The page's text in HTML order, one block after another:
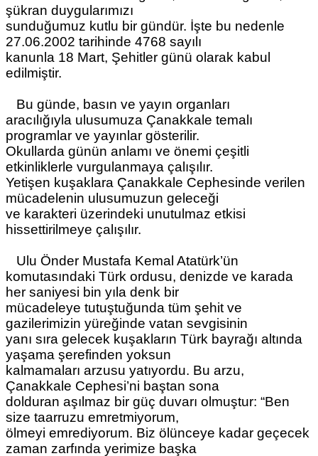
şükran duygularımızı
sunduğumuz kutlu bir gündür. İşte bu nedenle
27.06.2002 tarihinde 4768 sayılı
kanunla 18 Mart, Şehitler günü olarak kabul
edilmiştir.
Bu günde, basın ve yayın organları
aracılığıyla ulusumuza Çanakkale temalı
programlar ve yayınlar gösterilir.
Okullarda günün anlamı ve önemi çeşitli
etkinliklerle vurgulanmaya çalışılır.
Yetişen kuşaklara Çanakkale Cephesinde verilen
mücadelenin ulusumuzun geleceği
ve karakteri üzerindeki unutulmaz etkisi
hissettirilmeye çalışılır.
Ulu Önder Mustafa Kemal Atatürk’ün
komutasındaki Türk ordusu, denizde ve karada
her saniyesi bin yıla denk bir
mücadeleye tutuştuğunda tüm şehit ve
gazilerimizin yüreğinde vatan sevgisinin
yanı sıra gelecek kuşakların Türk bayrağı altında
yaşama şerefinden yoksun
kalmamaları arzusu yatıyordu. Bu arzu,
Çanakkale Cephesi’ni baştan sona
dolduran aşılmaz bir güç duvarı olmuştur: “Ben
size taarruzu emretmiyorum,
ölmeyi emrediyorum. Biz ölünceye kadar geçecek
zaman zarfında yerimize başka